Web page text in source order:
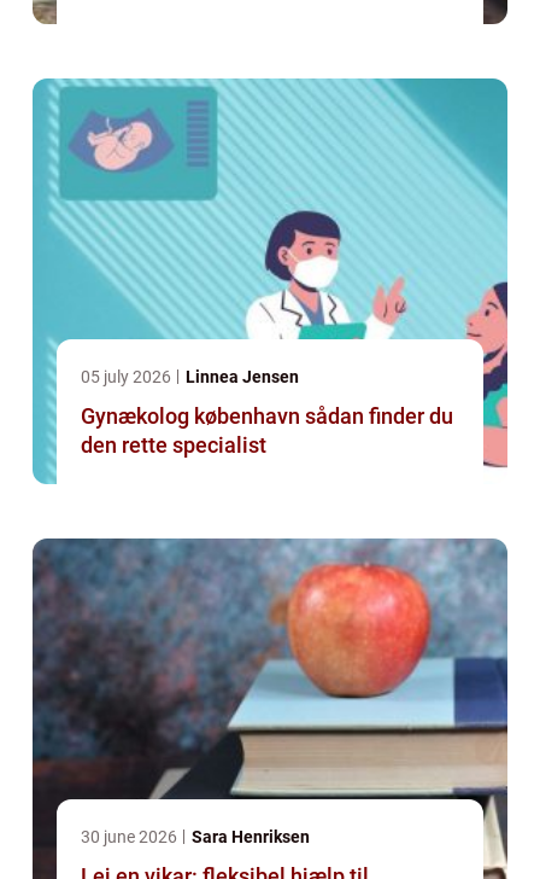
05 july 2026 Linnea Jensen
Gynækolog københavn sådan finder du
den rette specialist
30 june 2026 Sara Henriksen